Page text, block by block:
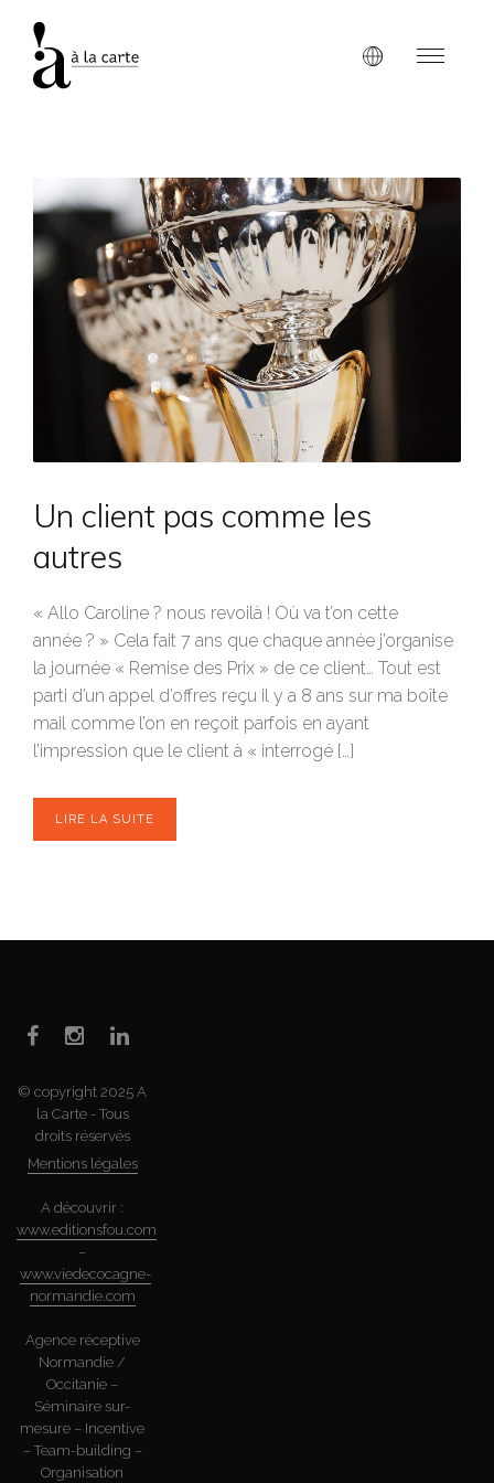
Un client pas comme les
autres
« Allo Caroline ? nous revoilà ! Où va t’on cette
année ? » Cela fait 7 ans que chaque année j’organise
la journée « Remise des Prix » de ce client… Tout est
parti d’un appel d’offres reçu il y a 8 ans sur ma boîte
mail comme l’on en reçoit parfois en ayant
l’impression que le client à « interrogé […]
LIRE LA SUITE
© copyright 2025 A
la Carte - Tous
droits réservés
Mentions légales
A découvrir :
www.editionsfou.com
–
www.viedecocagne-
normandie.com
Agence réceptive
Normandie /
Occitanie –
Séminaire sur-
mesure – Incentive
– Team-building –
Organisation